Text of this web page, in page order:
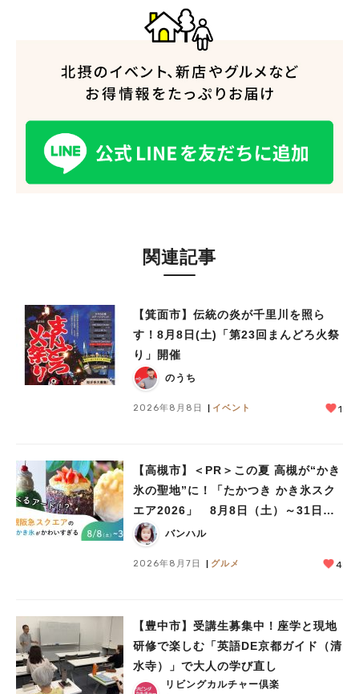
関連記事
【箕面市】伝統の炎が千里川を照ら
す！8月8日(土)「第23回まんどろ火祭
り」開催
のうち
2026年8月8日 イベント 1
【高槻市】＜PR＞この夏 高槻が“かき
氷の聖地”に！「たかつき かき氷スク
エア2026」 8月8日（土）～31日
（月）バンハル
2026年8月7日 グルメ 4
【豊中市】受講生募集中！座学と現地
研修で楽しむ「英語DE京都ガイド（清
水寺）」で大人の学び直し
リビングカルチャー倶楽